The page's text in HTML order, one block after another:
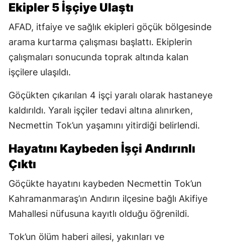
Ekipler 5 İşçiye Ulaştı
AFAD, itfaiye ve sağlık ekipleri göçük bölgesinde
arama kurtarma çalışması başlattı. Ekiplerin
çalışmaları sonucunda toprak altında kalan
işçilere ulaşıldı.
Göçükten çıkarılan 4 işçi yaralı olarak hastaneye
kaldırıldı. Yaralı işçiler tedavi altına alınırken,
Necmettin Tok’un yaşamını yitirdiği belirlendi.
Hayatını Kaybeden İşçi Andırınlı
Çıktı
Göçükte hayatını kaybeden Necmettin Tok’un
Kahramanmaraş’ın Andırın ilçesine bağlı Akifiye
Mahallesi nüfusuna kayıtlı olduğu öğrenildi.
Tok’un ölüm haberi ailesi, yakınları ve